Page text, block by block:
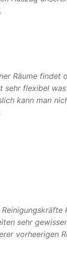
Räume findet
sehr flexibel
kann man
sehr
vorheerigen